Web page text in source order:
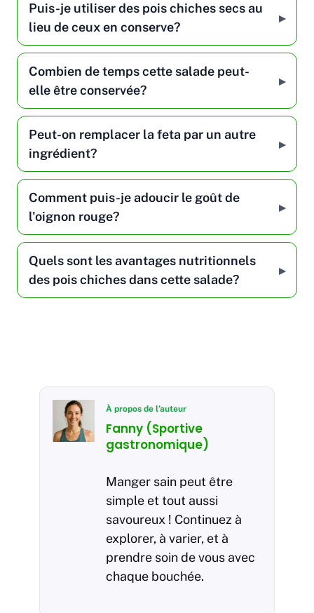
Puis-je utiliser des pois chiches secs au
lieu de ceux en conserve?
Combien de temps cette salade peut-
elle être conservée?
Peut-on remplacer la feta par un autre
ingrédient?
Comment puis-je adoucir le goût de
l'oignon rouge?
Quels sont les avantages nutritionnels
des pois chiches dans cette salade?
À propos de l’auteur
Fanny (Sportive
gastronomique)
Manger sain peut être
simple et tout aussi
savoureux ! Continuez à
explorer, à varier, et à
prendre soin de vous avec
chaque bouchée.